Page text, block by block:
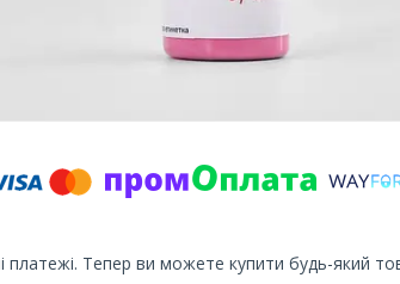
платежі. Тепер ви можете купити будь-який